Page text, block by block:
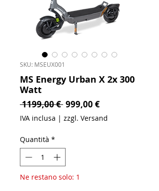
SKU: MSEUX001
MS Energy Urban X 2x 300
Watt
1199,00 € Prezzo regolare
999,00 €Prezzo
IVA inclusa | zzgl. Versand
Quantità *
Ne restano solo: 1